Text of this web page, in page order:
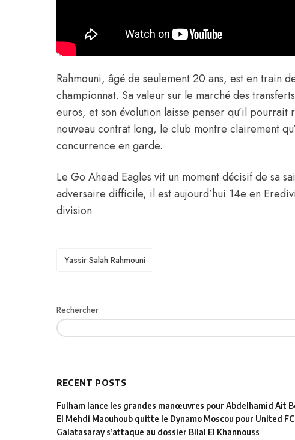
Rahmouni, âgé de seulement 20 ans, est en train
championnat. Sa valeur sur le marché des
euros, et son évolution laisse penser qu’il
nouveau contrat long, le club montre clairement
concurrence en garde.
Le Go Ahead Eagles vit un moment décisif de sa
adversaire difficile, il est aujourd’hui 14e en
division
TAGS
Yassir Salah Rahmouni
Rechercher
RECENT POSTS
Fulham lance les grandes manœuvres pour Abdelhamid Ait
El Mehdi Maouhoub quitte le Dynamo Moscou pour United FC
Galatasaray s’attaque au dossier Bilal El Khannouss